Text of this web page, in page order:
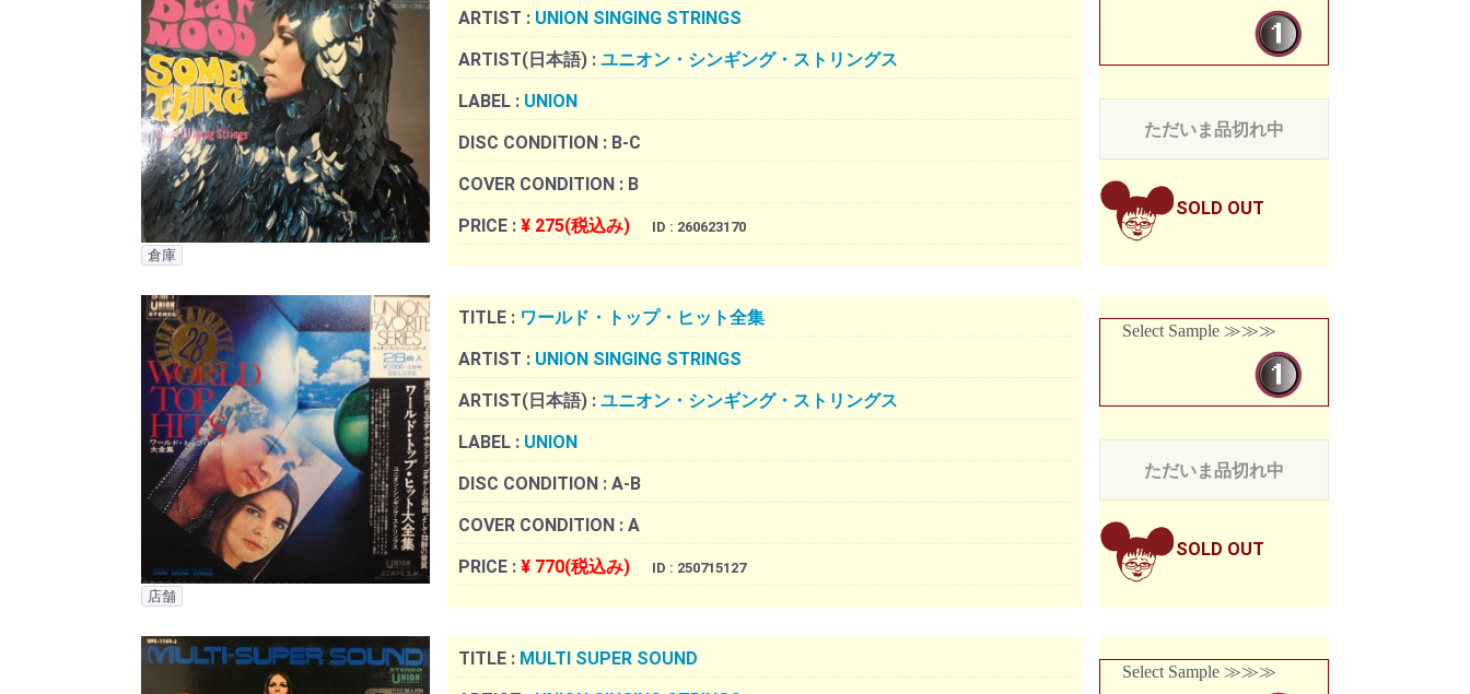
倉庫
ARTIST : UNION SINGING STRINGS
ARTIST(日本語) : ユニオン・シンギング・ストリングス
LABEL : UNION
DISC CONDITION : B-C
COVER CONDITION : B
PRICE : ¥ 275(税込み) ID : 260623170
ただいま品切れ中
SOLD OUT
店舗
TITLE : ワールド・トップ・ヒット全集
ARTIST : UNION SINGING STRINGS
ARTIST(日本語) : ユニオン・シンギング・ストリングス
LABEL : UNION
DISC CONDITION : A-B
COVER CONDITION : A
PRICE : ¥ 770(税込み) ID : 250715127
Select Sample ≫≫≫
ただいま品切れ中
SOLD OUT
TITLE : MULTI SUPER SOUND
Select Sample ≫≫≫